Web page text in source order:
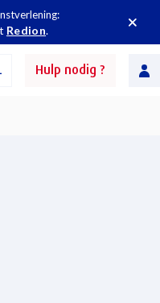
Redion.
Hulp nodig ?